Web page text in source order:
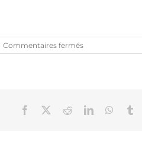
Commentaires ferméssur
Nouvelle
la
marque
Facebook RedditLinkedIn